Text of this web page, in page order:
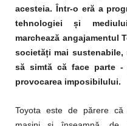
acesteia. Într-o eră a
tehnologiei și
marchează angajamentul
societăți mai
să simtă că face parte
provocarea imposibilului.
Toyota este de părere că